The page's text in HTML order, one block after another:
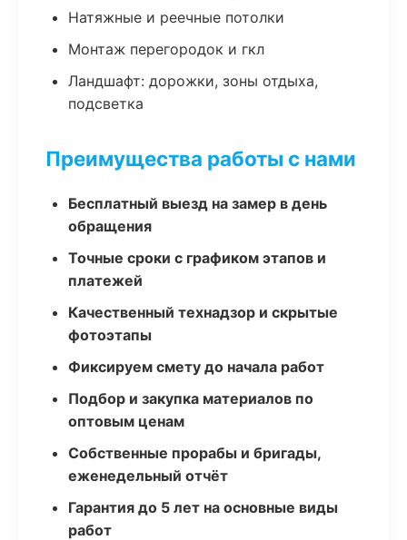
Натяжные и реечные потолки
Монтаж перегородок и гкл
Ландшафт: дорожки, зоны отдыха,
подсветка
Преимущества работы с нами
Бесплатный выезд на замер в день
обращения
Точные сроки с графиком этапов и
платежей
Качественный технадзор и скрытые
фотоэтапы
Фиксируем смету до начала работ
Подбор и закупка материалов по
оптовым ценам
Собственные прорабы и бригады,
еженедельный отчёт
Гарантия до 5 лет на основные виды
работ